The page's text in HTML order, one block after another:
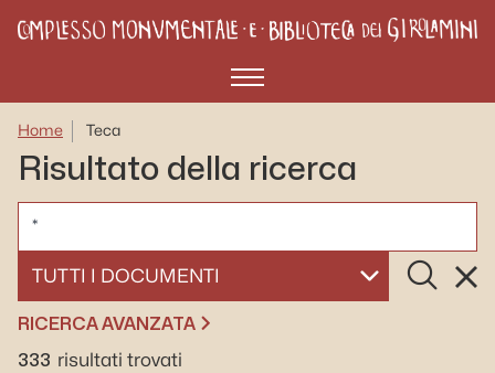
Menù
Home Teca
Risultato della ricerca
SELEZIONA UN DOCUMENTO
Cerca
RICERCA AVANZATA
333 risultati trovati